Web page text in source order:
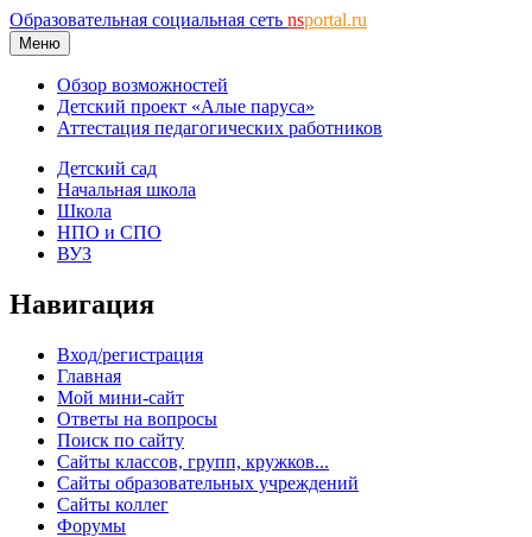
Образовательная социальная сеть nsportal.ru
Меню
Обзор возможностей
Детский проект «Алые паруса»
Аттестация педагогических работников
Детский сад
Начальная школа
Школа
НПО и СПО
ВУЗ
Навигация
Вход/регистрация
Главная
Мой мини-сайт
Ответы на вопросы
Поиск по сайту
Сайты классов, групп, кружков...
Сайты образовательных учреждений
Сайты коллег
Форумы